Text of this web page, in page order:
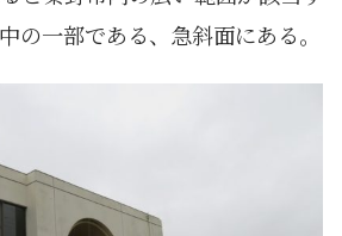
の一部である、急斜面にある。